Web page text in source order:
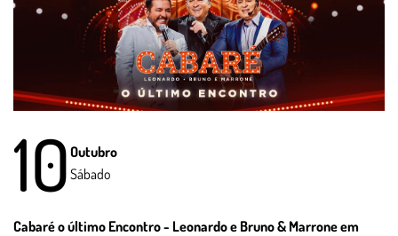
10 Outubro
Sábado
Cabaré o último Encontro - Leonardo e Bruno & Marrone em